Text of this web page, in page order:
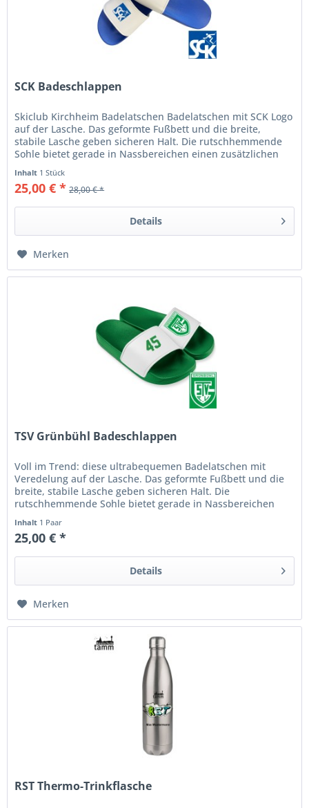
SCK Badeschlappen
Skiclub Kirchheim Badelatschen Badelatschen mit SCK Logo
auf der Lasche. Das geformte Fußbett und die breite,
stabile Lasche geben sicheren Halt. Die rutschhemmende
Sohle bietet gerade in Nassbereichen einen zusätzlichen
Inhalt 1 Stück
25,00 € * 28,00 € *
Details
Merken
TSV Grünbühl Badeschlappen
Voll im Trend: diese ultrabequemen Badelatschen mit
Veredelung auf der Lasche. Das geformte Fußbett und die
breite, stabile Lasche geben sicheren Halt. Die
rutschhemmende Sohle bietet gerade in Nassbereichen
Inhalt 1 Paar
25,00 € *
Details
Merken
RST Thermo-Trinkflasche